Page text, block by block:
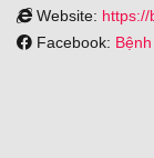
Website: https://
Facebook: